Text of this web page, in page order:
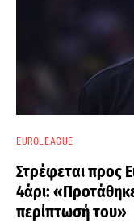
EUROLEAGUE
Στρέφεται προς
4άρι:
περίπτωσή του»